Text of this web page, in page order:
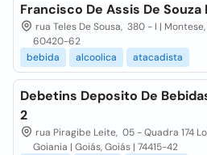
Francisco De Assis De Souza
rua Teles De Sousa, 380 - I |
60420-62
bebida
alcoolica atacadista
Debetins Deposito De
2
rua Piragibe Leite, 05 - Quadra 174
Goiania | Goiás, Goiás | 74415-42